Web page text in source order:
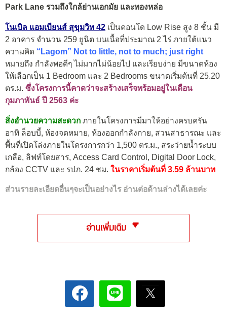
Park Lane รวมถึงใกล้ย่านเอกมัย และทองหล่อ
โนเบิล แอมเบียนส์ สุขุมวิท 42 เป็นคอนโด Low Rise สูง 8 ชั้น มี
2 อาคาร จำนวน 259 ยูนิต บนเนื้อที่ประมาณ 2 ไร่ ภายใต้แนว
ความคิด “Lagom” Not to little, not to much; just right
หมายถึง กำลังพอดีๆ ไม่มากไม่น้อยไป และเรียบง่าย มีขนาดห้อง
ให้เลือกเป็น 1 Bedroom และ 2 Bedrooms ขนาดเริ่มต้นที่ 25.20
ตร.ม. ซึ่งโครงการนี้คาดว่าจะสร้างเสร็จพร้อมอยู่ในเดือน
กุมภาพันธ์ ปี 2563 ค่ะ
สิ่งอำนวยความสะดวก ภายในโครงการมีมาให้อย่างครบครัน
อาทิ ล็อบบี้, ห้องจดหมาย, ห้องออกกำลังกาย, สวนสาธารณะ และ
พื้นที่เปิดโล่งภายในโครงการกว่า 1,500 ตร.ม., สระว่ายน้ำระบบ
เกลือ, ลิฟท์โดยสาร, Access Card Control, Digital Door Lock,
กล้อง CCTV และ รปภ. 24 ชม. ในราคาเริ่มต้นที่ 3.59 ล้านบาท
ส่วนรายละเอียดอื่นๆจะเป็นอย่างไร อ่านต่อด้านล่างได้เลยค่ะ
อ่านเพิ่มเติม